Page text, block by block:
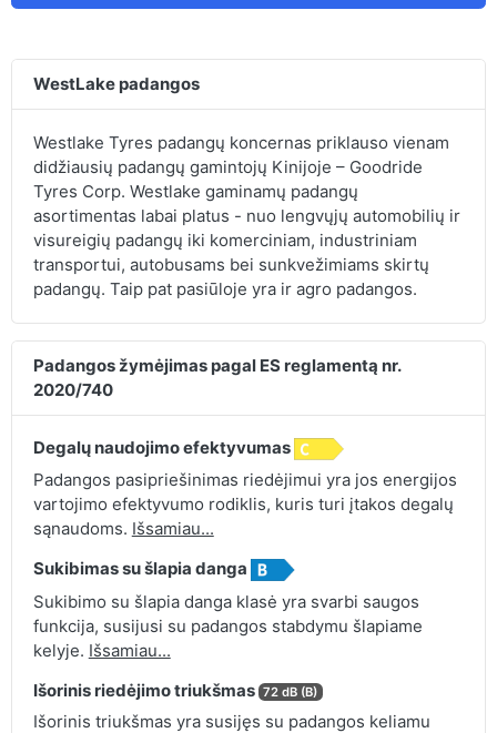
WestLake padangos
Westlake Tyres padangų koncernas priklauso vienam
didžiausių padangų gamintojų Kinijoje – Goodride
Tyres Corp. Westlake gaminamų padangų
asortimentas labai platus - nuo lengvųjų automobilių ir
visureigių padangų iki komerciniam, industriniam
transportui, autobusams bei sunkvežimiams skirtų
padangų. Taip pat pasiūloje yra ir agro padangos.
Padangos žymėjimas pagal ES reglamentą nr.
2020/740
Degalų naudojimo efektyvumas
Padangos pasipriešinimas riedėjimui yra jos energijos
vartojimo efektyvumo rodiklis, kuris turi įtakos degalų
sąnaudoms. Išsamiau...
Sukibimas su šlapia danga
Sukibimo su šlapia danga klasė yra svarbi saugos
funkcija, susijusi su padangos stabdymu šlapiame
kelyje. Išsamiau...
Išorinis riedėjimo triukšmas 72 dB (B)
Išorinis triukšmas yra susijęs su padangos keliamu